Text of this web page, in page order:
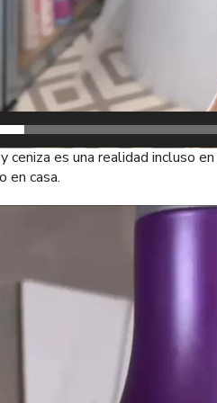
ceniza es una realidad incluso
en casa.